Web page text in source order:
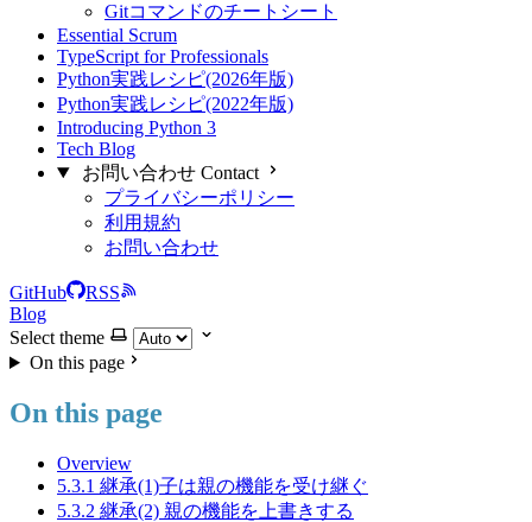
Gitコマンドのチートシート
Essential Scrum
TypeScript for Professionals
Python実践レシピ(2026年版)
Python実践レシピ(2022年版)
Introducing Python 3
Tech Blog
お問い合わせ Contact
プライバシーポリシー
利用規約
お問い合わせ
GitHub
RSS
Blog
Select theme
On this page
On this page
Overview
5.3.1 継承(1)子は親の機能を受け継ぐ
5.3.2 継承(2) 親の機能を上書きする